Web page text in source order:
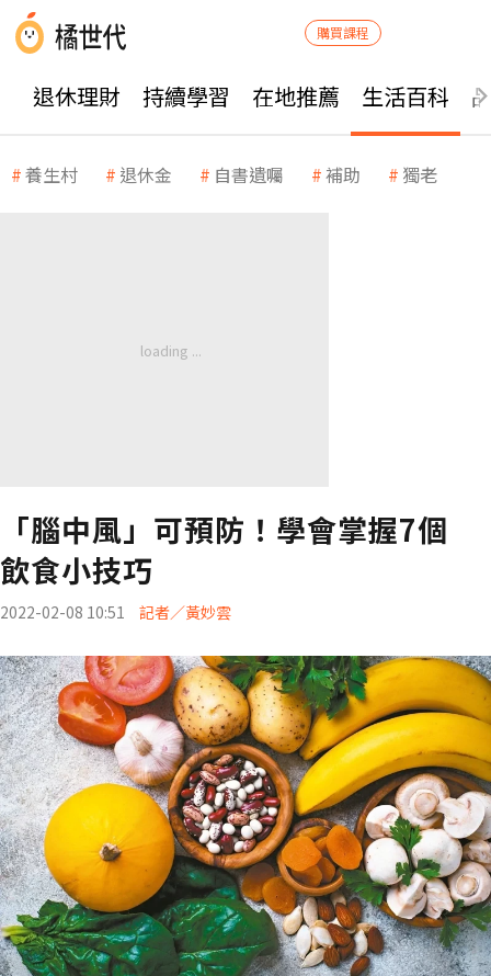
購買課程
退休理財 持續學習 在地推薦 生活百科
養生村 退休金 自書遺囑 補助 獨老
「腦中風」可預防！學會掌握7個
飲食小技巧
2022-02-08 10:51 記者／黃妙雲